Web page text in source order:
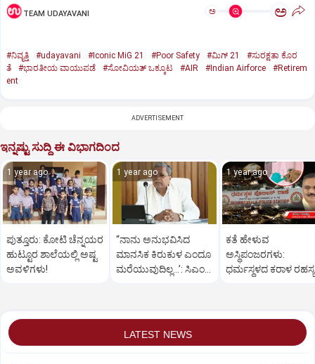
TEAM UDAYAVANI ಅ ಅ
#ನಿವೃತ್ತಿ #udayavani #Iconic MiG 21 #Poor Safety #ಮಿಗ್‌ 21
#ಸುರಕ್ಷತಾ ಕೊರ
ತೆ
#ಭಾರತೀಯ ವಾಯುಪಡೆ #ಸೋವಿಯತ್‌ ಒಕ್ಕೂಟ #AIR #Indian Airforce
#Retirem
ent
ADVERTISEMENT
ಇನ್ನಷ್ಟು ಸುದ್ದಿ ಈ ವಿಭಾಗದಿಂದ
1 year ago
ಪುತ್ತೂರು: ಕೋಟಿ ಚೆನ್ನಯರ
ಹುಟ್ಟೂರ ಶಾಲೆಯಲ್ಲಿ ಅಷ್ಟ
ಅವಳಿಗಳು!
1 year ago
“ನಾನು ಅನುಭವಿಸಿದ
ಮಾನಸಿಕ ಕಿರುಕುಳ ಎಂದೂ
ಮರೆಯುವುದಿಲ್ಲ…’: ಸಿಎಂ
1 year ago
ಕತೆ ಹೇಳುವ
ಅಸ್ಥಿಪಂಜರಗಳು:
ಧರ್ಮಸ್ಥಳದ‌ ಕರಾಳ ರಹಸ್ಯ
LATEST NEWS